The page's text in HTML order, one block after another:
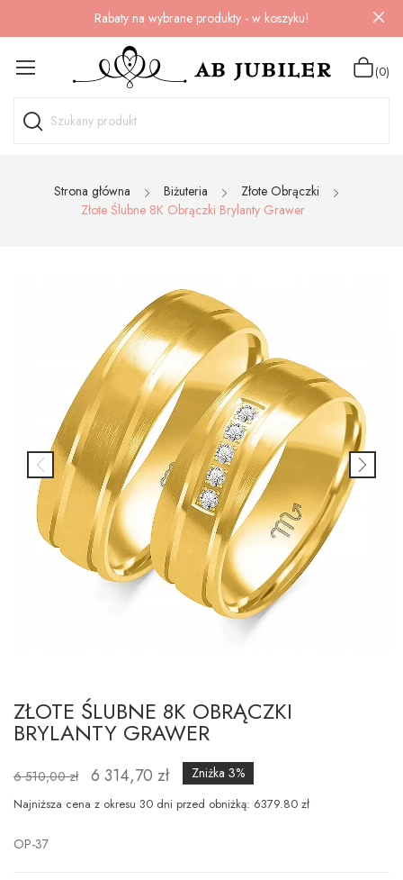
Rabaty na wybrane produkty - w koszyku!
(0)
Strona główna Biżuteria
Złote Obrączki
Złote Ślubne 8K Obrączki Brylanty Grawer
ZŁOTE ŚLUBNE 8K OBRĄCZKI
BRYLANTY GRAWER
6 510,00 zł 6 314,70 zł Zniżka 3%
Najniższa cena z okresu 30 dni przed obniżką: 6379.80 zł
OP-37